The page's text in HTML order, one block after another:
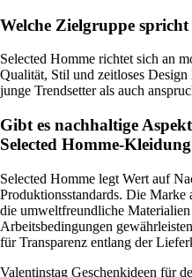
Welche Zielgruppe spricht
Selected Homme richtet sich an
Qualität, Stil und zeitloses
junge Trendsetter als auch
Gibt es nachhaltige
Selected Homme-
Selected Homme legt Wert auf
Produktionsstandards. Die Marke
die umweltfreundliche
Arbeitsbedingungen
für Transparenz entlang der
Valentinstag Geschenkideen für